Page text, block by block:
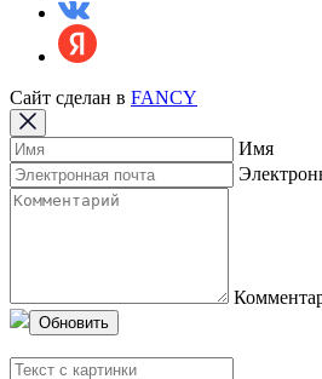
Сайт сделан в FANCY
Имя
Обновить